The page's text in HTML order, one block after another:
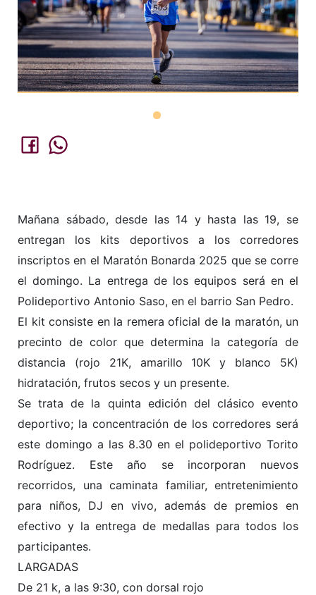
Mañana sábado, desde las 14 y hasta las 19, se
entregan los kits deportivos a los corredores
inscriptos en el Maratón Bonarda 2025 que se corre
el domingo. La entrega de los equipos será en el
Polideportivo Antonio Saso, en el barrio San Pedro.
El kit consiste en la remera oficial de la maratón, un
precinto de color que determina la categoría de
distancia (rojo 21K, amarillo 10K y blanco 5K)
hidratación, frutos secos y un presente.
Se trata de la quinta edición del clásico evento
deportivo; la concentración de los corredores será
este domingo a las 8.30 en el polideportivo Torito
Rodríguez. Este año se incorporan nuevos
recorridos, una caminata familiar, entretenimiento
para niños, DJ en vivo, además de premios en
efectivo y la entrega de medallas para todos los
participantes.
LARGADAS
De 21 k, a las 9:30, con dorsal rojo